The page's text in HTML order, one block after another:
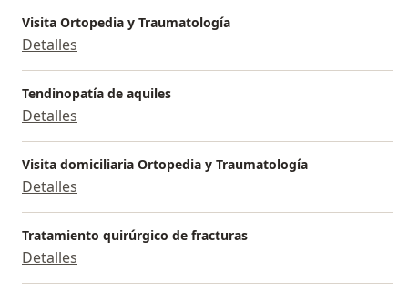
Visita Ortopedia y Traumatología
Detalles
Tendinopatía de aquiles
Detalles
Visita domiciliaria Ortopedia y Traumatología
Detalles
Tratamiento quirúrgico de fracturas
Detalles